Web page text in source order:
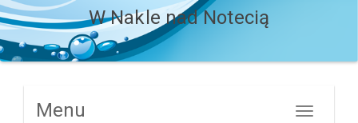
W Nakle nad Notecią
Toggle
Menu